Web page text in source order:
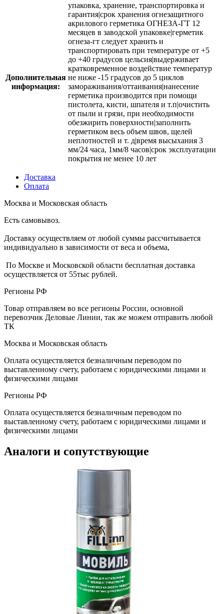
Дополнительная
информация:
упаковка, хранение, транспортировка и
гарантия|срок хранения огнезащитного
акрилового герметика ОГНЕЗА-ГТ 12
месяцев в заводской упаковке|герметик
огнеза-гт следует хранить и
транспортировать при температуре от +5
до +40 градусов цельсия|выдерживает
кратковременное воздействие температур
не ниже -15 градусов до 5 циклов
замораживания/оттаивания|нанесение
герметика производится при помощи
пистолета, кисти, шпателя и т.п|очистить
от пыли и грязи, при необходимости
обезжирить поверхности|заполнить
герметиком весь объем швов, щелей
неплотностей и т. д|время высыхания 3
мм/24 часа, 1мм/8 часов|срок эксплуатации
покрытия не менее 10 лет
Доставка
Оплата
Москва и Московская область
Есть самовывоз.
Доставку осуществляем от любой суммы рассчитывается
индивидуально в зависимости от веса и объема,
По Москве и Московской области бесплатная доставка
осуществляется от 55тыс рублей.
Регионы РФ
Товар отправляем во все регионы России, основной
перевозчик Деловые Линии, так же можем отправить любой
ТК
Москва и Московская область
Оплата осуществляется безналичным переводом по
выставленному счету, работаем с юридическими лицами и
физическими лицами
Регионы РФ
Оплата осуществляется безналичным переводом по
выставленному счету, работаем с юридическими лицами и
физическими лицами
Аналоги и сопутствующие